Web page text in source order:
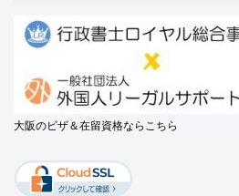
大阪のビザ＆在留資格ならこちら